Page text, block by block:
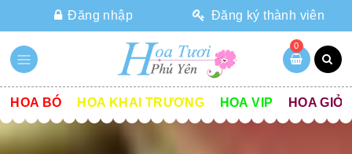
Đăng nhập Đăng ký thành viên
0
HOA BÓ HOA KHAI TRƯƠNG HOA VIP HOA GIỎ